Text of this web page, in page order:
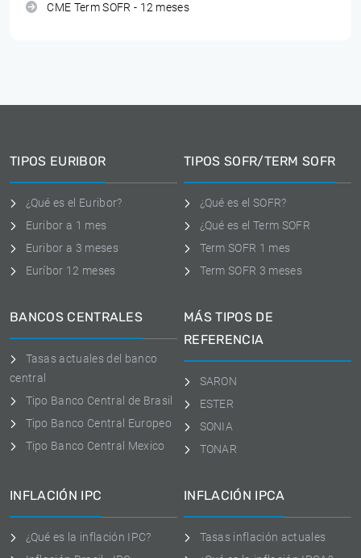
CME Term SOFR - 12 meses
TIPOS EURIBOR
¿Qué es el Euribor?
Euribor a 1 mes
Euribor a 3 meses
Euríbor 12 meses
TIPOS SOFR/TERM SOFR
¿Qué es el SOFR?
¿Qué es el Term SOFR
Term SOFR 1 mes
Term SOFR 3 meses
BANCOS CENTRALES
Tasas actuales del banco
central
Tipo Banco Central de Brasil
Tipo Banco Central Europeo
Tipo Banco Central Mexico
MÁS TIPOS DE
REFERENCIA
SARON
ESTER
SONIA
TONAR
INFLACIÓN IPC
¿Qué es la inflación IPC?
INFLACIÓN IPCA
Tasas inflación actuales